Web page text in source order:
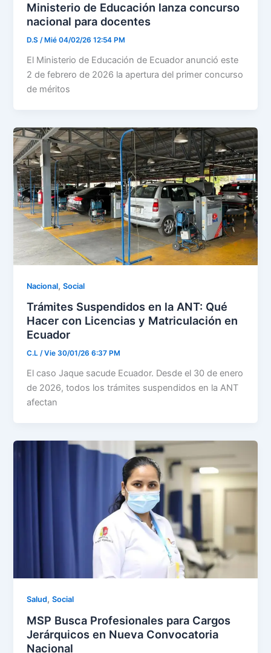
Ministerio de Educación lanza concurso
nacional para docentes
D.S/ Mié 04/02/26 12:54 PM
El Ministerio de Educación de Ecuador anunció este
2 de febrero de 2026 la apertura del primer concurso
de méritos
Nacional,Social
Trámites Suspendidos en la ANT: Qué
Hacer con Licencias y Matriculación en
Ecuador
C.L/Vie 30/01/26 6:37 PM
El caso Jaque sacude Ecuador. Desde el 30 de enero
de 2026, todos los trámites suspendidos en la ANT
afectan
Salud,Social
MSP Busca Profesionales para Cargos
Jerárquicos en Nueva Convocatoria
Nacional